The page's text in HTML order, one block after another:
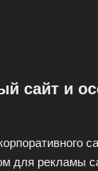
сайт и
для рекламы